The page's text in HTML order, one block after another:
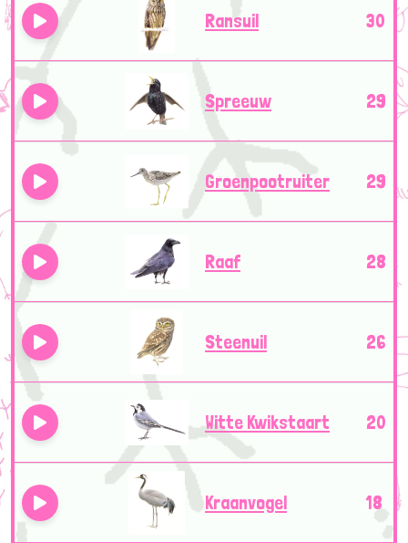
Ransuil 30
Spreeuw 29
Groenpootruiter 29
Raaf 28
Steenuil 26
Witte Kwikstaart 20
Kraanvogel 18